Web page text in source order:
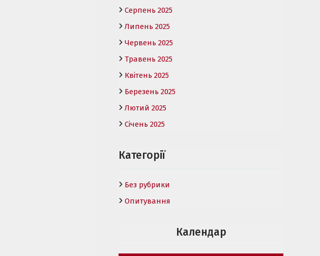
Серпень 2025
Липень 2025
Червень 2025
Травень 2025
Квітень 2025
Березень 2025
Лютий 2025
Січень 2025
Категорії
Без рубрики
Опитування
Календар